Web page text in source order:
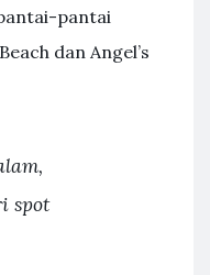
pantai
dan Angel’s
spot